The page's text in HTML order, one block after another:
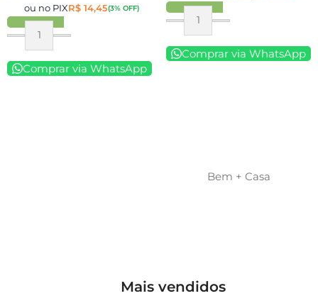
ou no PIXR$ 14,45(3% OFF)
Comprar via WhatsApp
Comprar via WhatsApp
Bem + Casa
Mais vendidos